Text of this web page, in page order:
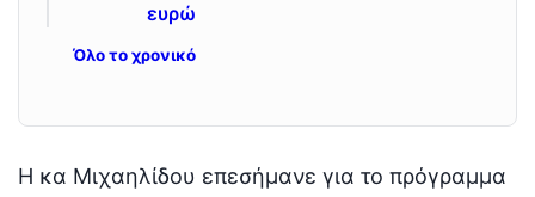
ευρώ
Όλο το χρονικό
Η κα Μιχαηλίδου επεσήμανε για το πρόγραμμα